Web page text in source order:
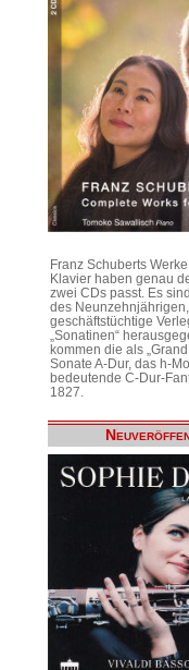
Franz Schuberts
Klavier haben genau
zwei CDs passt. Es
des
geschäftstüchtige
„Sonatinen“
kommen die als
Sonate A-Dur, das h-
bedeutende C-Dur-
1827.